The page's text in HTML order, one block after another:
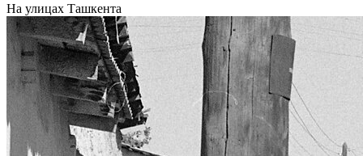
На улицах Ташкента